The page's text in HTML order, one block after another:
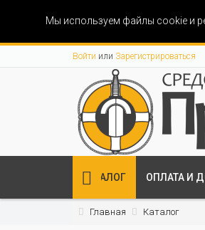
Мы используем файлы cookie и
Войти или Зарегистрироваться
КАТАЛОГ ОПЛАТА И
Главная Каталог